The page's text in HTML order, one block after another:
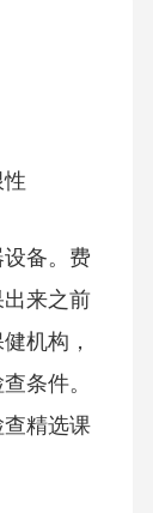
备。费
来之前
机构，
条件。
精选课